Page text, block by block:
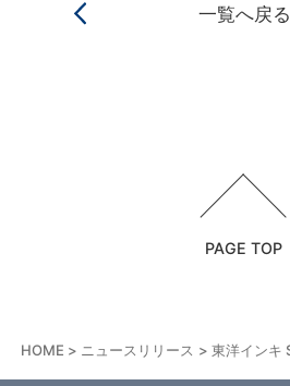
一覧へ戻る
PAGE TOP
HOME ニュースリリース